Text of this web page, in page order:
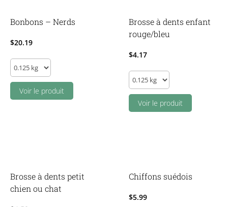
Bonbons – Nerds
$20.19
Bonbons
-
Nerds
Voir le produit
Brosse à dents enfant
rouge/bleu
$4.17
Brosse
à
dents
Voir le produit
Brosse à dents petit
chien ou chat
Chiffons suédois
$5.99